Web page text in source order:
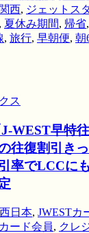
西, ジェットス
, 夏休み期間, 帰省,
, 旅行, 早朝便, 朝
ス
WEST早特
往復割引き
率でLCCに
日本, JWESTカ
カード会員, クレ